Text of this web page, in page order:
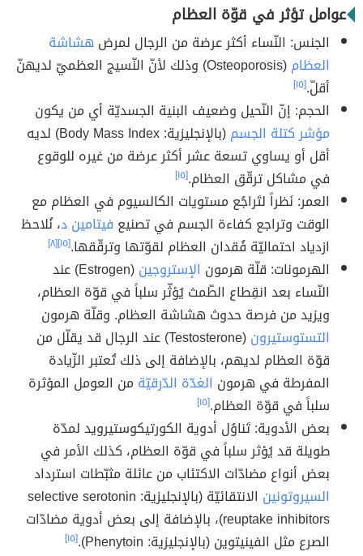
عوامل تؤثر في قوّة العظام
الجنس: النّساء أكثر عرضة من الرجال لمرض هشاشة
العظام
(Osteoporosis) وذلك لأنّ النّسيج العظميّ لديهنّ
أقلّ.[١٥]
الحجم: إنّ النّحيل وضعيف البنية الجسديّة أي من يكون
مؤشر كتلة الجسم
(بالإنجليزية: Body Mass Index) لديه
أقل أو يساوي تسعة عشر أكثر عرضة من غيره للوقوع
في مشاكل ترقّق العظام.[١٥]
العمر: نَظراً لتَراجُع مستويات الكالسيوم في العظام مع
الوقت وتراجع كفاءة الجسم في تصنيع فيتامين د، نُلاحظ
ازدياد احتماليّة فُقدان العظام لقوّتها وترقّقها.[١٥] [٨]
الهرمونات: قلّة هرمون الإستروجين
(Estrogen) عند
النّساء بعد انقِطاع الطّمث يُؤثّر سلباً في قوّة العظام،
ويزيد من فرصة حدوث هشاشة العظام. وقلّة هرمون
التستوستيرون
(Testosterone) عند الرجال قد يقلّل من
قوّة العظام لديهم، بالإضافة إلى ذلك تُعتبر الزّيادة
المفرطة في هرمون الغدّة الدّرقيّة من العومل المؤثرة
سلباً في قوّة العظام.[١٥]
بعض الأدوية: تَناوُل أدوية الكورتيكوستيرويد لمدّة
طويلة قد يُؤثر سلباً في قوّة العظام، كذلك الأمر في
بعض أنواع مضادّات الاكتئاب من عائلة مثبّطات استرداد
السيروتونين
الانتقائيّة (بالإنجليزية: selective serotonin
reuptake inhibitors)، بالإضافة إلى بعض أدوية مضادّات
الصرع مثل الفينيتوين (بالإنجليزية: Phenytoin).
[١٥]